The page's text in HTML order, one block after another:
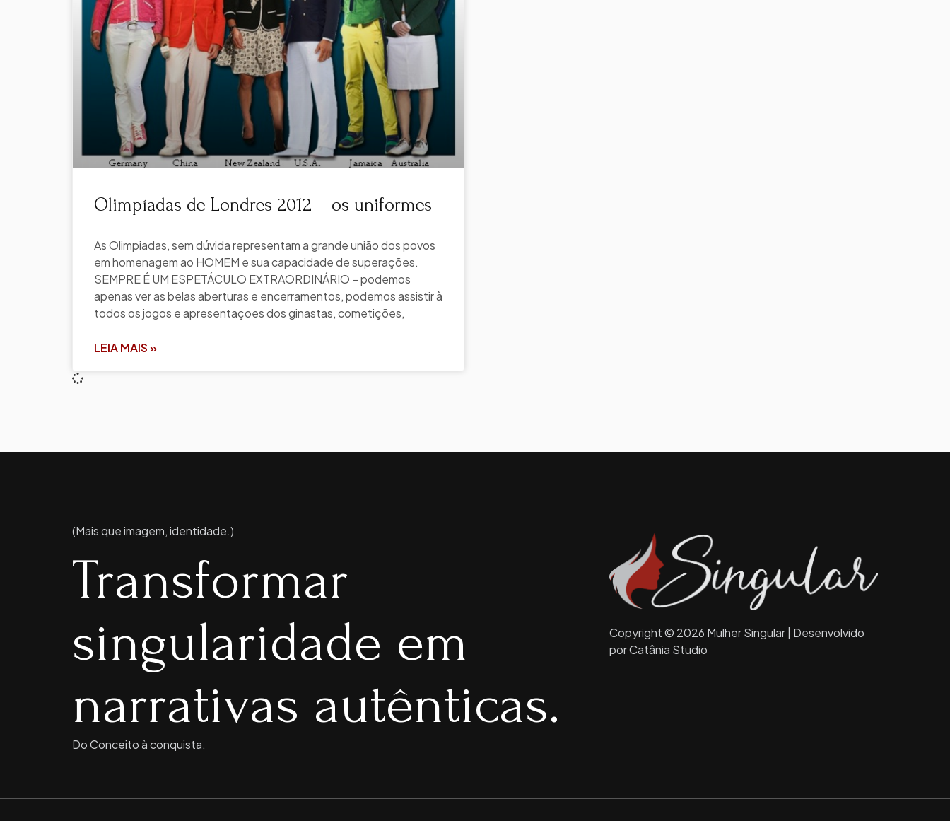
Olimpíadas de Londres 2012 – os uniformes
As Olimpiadas, sem dúvida representam a grande união dos povos
em homenagem ao HOMEM e sua capacidade de superações.
SEMPRE É UM ESPETÁCULO EXTRAORDINÁRIO – podemos
apenas ver as belas aberturas e encerramentos, podemos assistir à
todos os jogos e apresentaçoes dos ginastas, cometições,
LEIA MAIS »
(Mais que imagem, identidade.)
Transformar
singularidade em
narrativas autênticas.
Do Conceito à conquista.
Copyright © 2026 Mulher Singular | Desenvolvido
por Catânia Studio